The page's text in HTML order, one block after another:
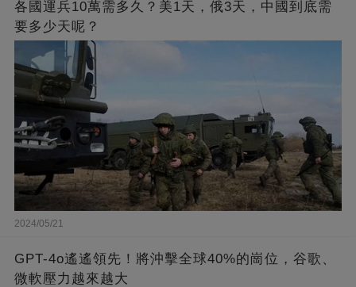
各國運兵10萬需多久？美1天，俄3天，中國到底需
要多少天呢？
2024/05/21
GPT-4o遙遙領先！將沖擊全球40%的崗位，谷歌、
微軟壓力越來越大